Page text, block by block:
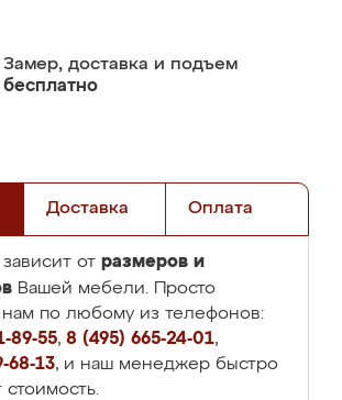
Замер, доставка и подъем
бесплатно
Доставка Оплата
от размеров и
Вашей мебели. Просто
нам по любому из телефонов:
89-55, 8 (495) 665-24-01,
68-13, и наш менеджер быстро
стоимость.